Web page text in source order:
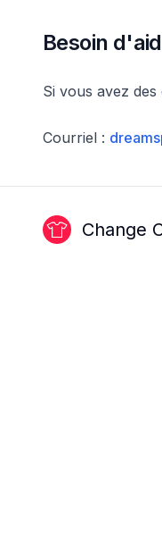
Besoin
Si vous avez
Courriel :
Change